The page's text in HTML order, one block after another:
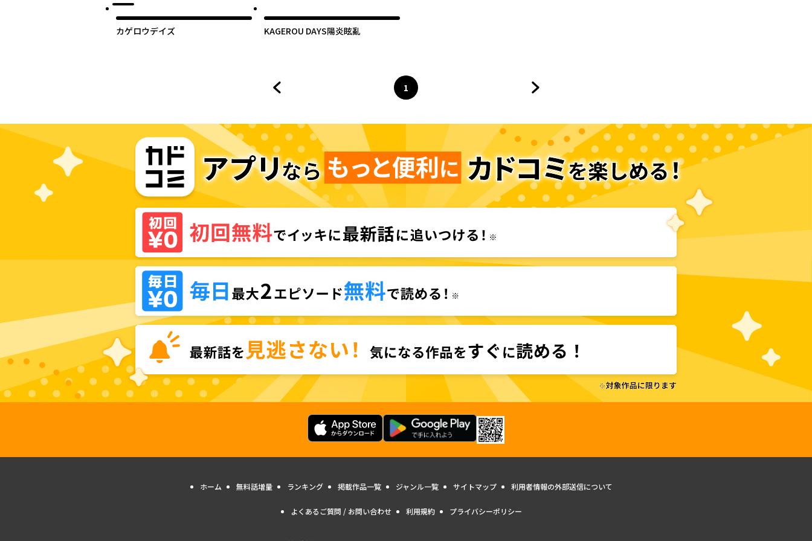
カゲロウデイズ KAGEROU DAYS陽炎眩亂
ページ
1
へ
ホーム 無料話増量 ランキング 掲載作品一覧 ジャンル一覧 サイトマップ 利用者情報の外部送信について
よくあるご質問 / お問い合わせ 利用規約 プライバシーポリシー